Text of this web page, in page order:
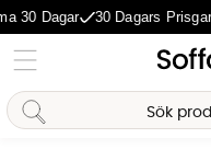
30 Dagars Prisgaranti